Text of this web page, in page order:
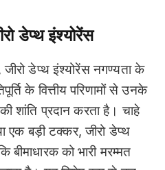
डेप्थ इंश्योरेंस
जीरो डेप्थ इंश्योरेंस नगण्यता के
के वित्तीय परिणामों से उनके
शांति प्रदान करता है। चाहे
एक बड़ी टक्कर, जीरो डेप्थ
बीमाधारक को भारी मरम्मत